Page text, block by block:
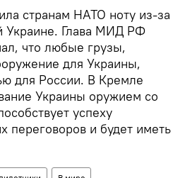
странам НАТО ноту из-за
Украине. Глава МИД РФ
что любые грузы,
для Украины,
для России. В Кремле
Украины оружием со
успеху
переговоров и будет иметь